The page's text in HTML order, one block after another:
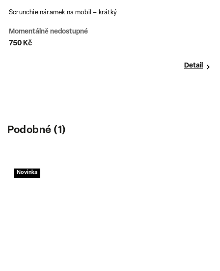
Scrunchie náramek na mobil – krátký
Momentálně nedostupné
750 Kč
Detail
Podobné (1)
Novinka